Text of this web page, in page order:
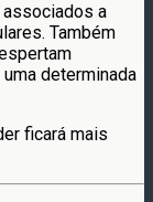
a
Também
determinada
ficará mais